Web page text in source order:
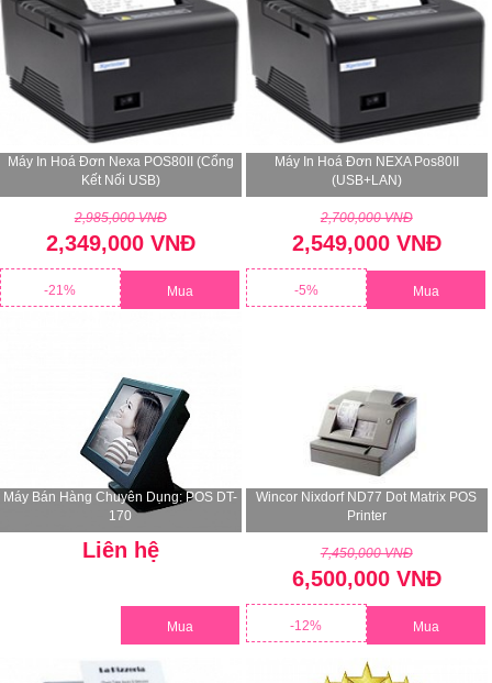
Máy In Hoá Đơn Nexa POS80II (Cổng
Kết Nối USB)
2,985,000 VNĐ
2,349,000 VNĐ
-21% Mua
Máy In Hoá Đơn NEXA Pos80II
(USB+LAN)
2,700,000 VNĐ
2,549,000 VNĐ
-5% Mua
Máy Bán Hàng Chuyên Dụng: POS DT-
170
Liên hệ
Mua
Wincor Nixdorf ND77 Dot Matrix POS
Printer
7,450,000 VNĐ
6,500,000 VNĐ
-12% Mua